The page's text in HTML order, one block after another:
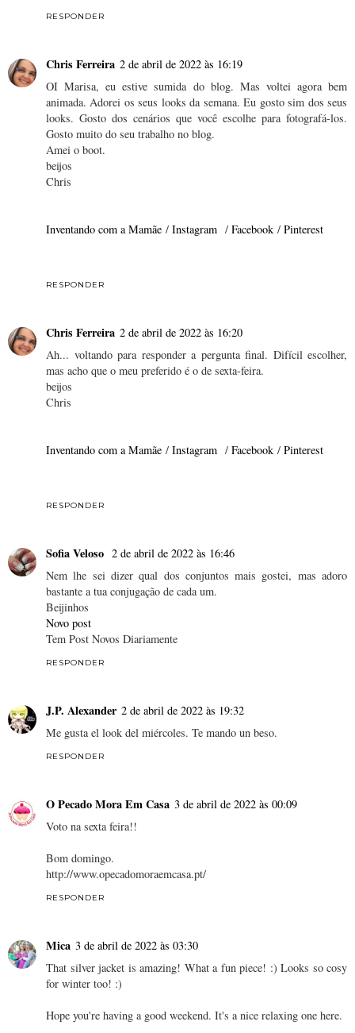
RESPONDER
Chris Ferreira 2 de abril de 2022 às 16:19
OI Marisa, eu estive sumida do blog. Mas voltei agora bem
animada. Adorei os seus looks da semana. Eu gosto sim dos seus
looks. Gosto dos cenários que você escolhe para fotografá-los.
Gosto muito do seu trabalho no blog.
Amei o boot.
beijos
Chris
Inventando com a Mamãe / Instagram / Facebook / Pinterest
RESPONDER
Chris Ferreira 2 de abril de 2022 às 16:20
Ah... voltando para responder a pergunta final. Difícil escolher,
mas acho que o meu preferido é o de sexta-feira.
beijos
Chris
Inventando com a Mamãe / Instagram / Facebook / Pinterest
RESPONDER
Sofia Veloso 2 de abril de 2022 às 16:46
Nem lhe sei dizer qual dos conjuntos mais gostei, mas adoro
bastante a tua conjugação de cada um.
Beijinhos
Novo post
Tem Post Novos Diariamente
RESPONDER
J.P. Alexander 2 de abril de 2022 às 19:32
Me gusta el look del miércoles. Te mando un beso.
RESPONDER
O Pecado Mora Em Casa 3 de abril de 2022 às 00:09
Voto na sexta feira!!
Bom domingo.
http://www.opecadomoraemcasa.pt/
RESPONDER
Mica 3 de abril de 2022 às 03:30
That silver jacket is amazing! What a fun piece! :) Looks so cosy
for winter too! :)
Hope you're having a good weekend. It's a nice relaxing one here.